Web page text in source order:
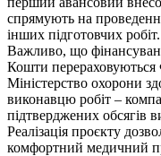
спрямують на
інших підготовчих робіт.
Важливо, що
Кошти перераховуються
Міністерство охорони
виконавцю робіт –
підтверджених обсягів
Реалізація проєкту
комфортний медичний